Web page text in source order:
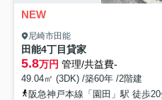
NEW
尼崎市田能
田能4丁目貸家
5.8万円 管理/共益費-
49.04㎡ (3DK) /築60年 /2階建
阪急神戸本線「園田」駅 徒歩